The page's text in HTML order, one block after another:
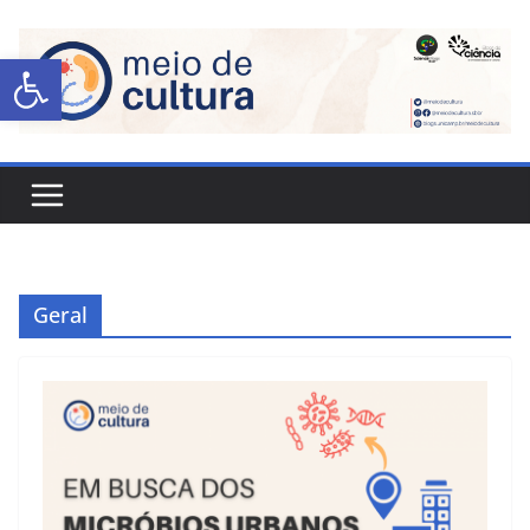
Abrir a barra de ferramentas
Geral